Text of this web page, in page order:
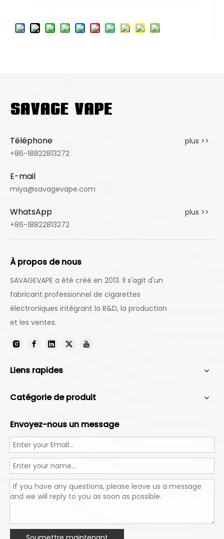
Téléphone
plus >>
+86-18822813272
E-mail
miya@savagevape.com
WhatsApp
plus >>
+86-18822813272
À propos de nous
SAVAGEVAPE a été créé en 2013. Il s'agit d'un
fabricant professionnel de cigarettes
électroniques intégrant la R&D, la production
et les ventes.
Liens rapides
Catégorie de produit
Envoyez-nous un message